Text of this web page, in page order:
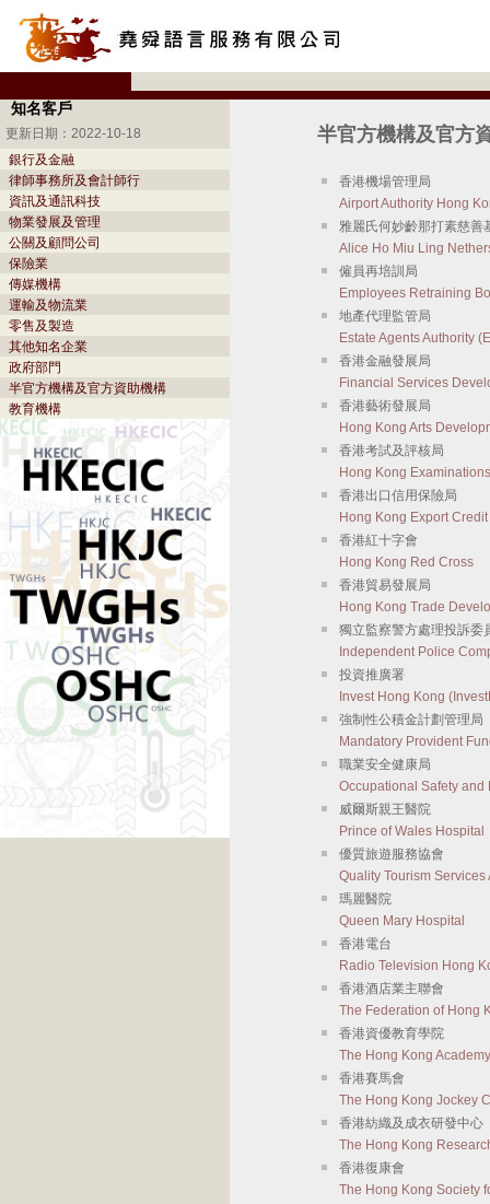
知名客戶
更新日期：2022-10-18
銀行及金融
律師事務所及會計師行
資訊及通訊科技
物業發展及管理
公關及顧問公司
保險業
傳媒機構
運輸及物流業
零售及製造
其他知名企業
政府部門
半官方機構及官方資助機構
教育機構
半官方機構及官方
香港機場管理局
Airport Authority Hong
雅麗氏何妙齡那打素慈善
Alice Ho Miu Ling
僱員再培訓局
Employees Retraining
地產代理監管局
Estate Agents Authority
香港金融發展局
Financial Services
香港藝術發展局
Hong Kong Arts
香港考試及評核局
Hong Kong
香港出口信用保險局
Hong Kong Export
香港紅十字會
Hong Kong Red Cross
香港貿易發展局
Hong Kong Trade
獨立監察警方處理投訴委
Independent Police
投資推廣署
Invest Hong Kong
強制性公積金計劃管理局
Mandatory Provident
職業安全健康局
Occupational Safety
威爾斯親王醫院
Prince of Wales Hospital
優質旅遊服務協會
Quality Tourism Services
瑪麗醫院
Queen Mary Hospital
香港電台
Radio Television Hong
香港酒店業主聯會
The Federation of Hong
香港資優教育學院
The Hong Kong
香港賽馬會
The Hong Kong Jockey
香港紡織及成衣研發中心
The Hong Kong
香港復康會
The Hong Kong Society